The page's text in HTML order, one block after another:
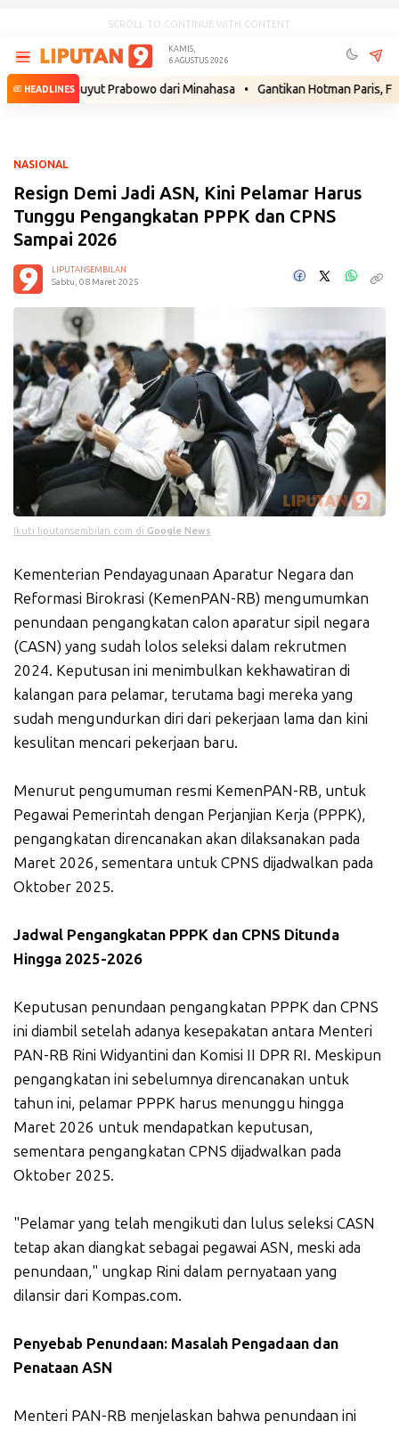
SCROLL TO CONTINUE WITH CONTENT
KAMIS,
6 AGUSTUS 2026
HEADLINES
Buyut Prabowo dari Minahasa • Gantikan Hotman Paris, Febri
NASIONAL
Resign Demi Jadi ASN, Kini Pelamar Harus
Tunggu Pengangkatan PPPK dan CPNS
Sampai 2026
LIPUTANSEMBILAN
Sabtu, 08 Maret 2025
Ikuti liputansembilan.com di Google News
Kementerian Pendayagunaan Aparatur Negara dan
Reformasi Birokrasi (KemenPAN-RB) mengumumkan
penundaan pengangkatan calon aparatur sipil negara
(CASN) yang sudah lolos seleksi dalam rekrutmen
2024. Keputusan ini menimbulkan kekhawatiran di
kalangan para pelamar, terutama bagi mereka yang
sudah mengundurkan diri dari pekerjaan lama dan kini
kesulitan mencari pekerjaan baru.
Menurut pengumuman resmi KemenPAN-RB, untuk
Pegawai Pemerintah dengan Perjanjian Kerja (PPPK),
pengangkatan direncanakan akan dilaksanakan pada
Maret 2026, sementara untuk CPNS dijadwalkan pada
Oktober 2025.
Jadwal Pengangkatan PPPK dan CPNS Ditunda
Hingga 2025-2026
Keputusan penundaan pengangkatan PPPK dan CPNS
ini diambil setelah adanya kesepakatan antara Menteri
PAN-RB Rini Widyantini dan Komisi II DPR RI. Meskipun
pengangkatan ini sebelumnya direncanakan untuk
tahun ini, pelamar PPPK harus menunggu hingga
Maret 2026 untuk mendapatkan keputusan,
sementara pengangkatan CPNS dijadwalkan pada
Oktober 2025.
"Pelamar yang telah mengikuti dan lulus seleksi CASN
tetap akan diangkat sebagai pegawai ASN, meski ada
penundaan," ungkap Rini dalam pernyataan yang
dilansir dari Kompas.com.
Penyebab Penundaan: Masalah Pengadaan dan
Penataan ASN
Menteri PAN-RB menjelaskan bahwa penundaan ini